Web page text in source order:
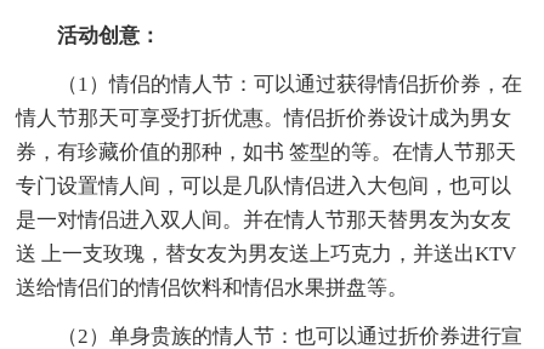
活动创意：
（1）情侣的情人节：可以通过获得情侣折价券，在
情人节那天可享受打折优惠。情侣折价券设计成为男女
券，有珍藏价值的那种，如书 签型的等。在情人节那天
专门设置情人间，可以是几队情侣进入大包间，也可以
是一对情侣进入双人间。并在情人节那天替男友为女友
送 上一支玫瑰，替女友为男友送上巧克力，并送出KTV
送给情侣们的情侣饮料和情侣水果拼盘等。
（2）单身贵族的情人节：也可以通过折价券进行宣